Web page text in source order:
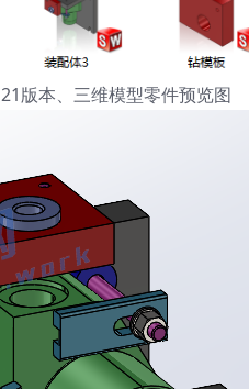
版本、三维模型零件预览图